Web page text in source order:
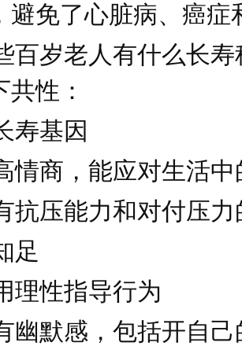
避免了心脏病、癌症
岁老人有什么长寿
性：
基因
商，能应对生活中
压能力和对付压力
足
性指导行为
默感，包括开自己